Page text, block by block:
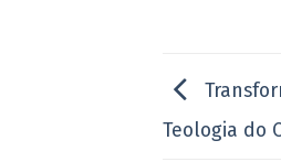
Teologia do